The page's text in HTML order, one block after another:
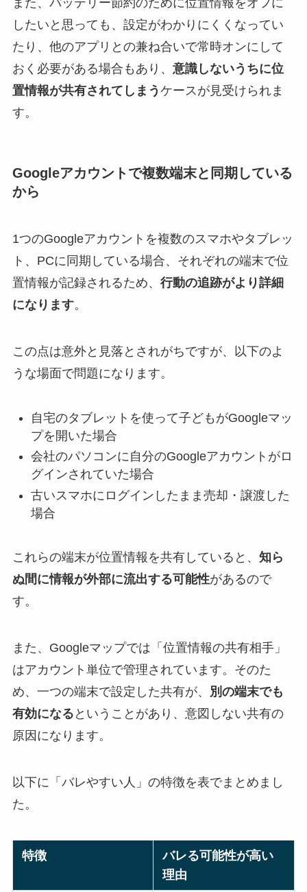
したいと思っても、設定がわかりにくくなってい
たり、他のアプリとの兼ね合いで常時オンにして
おく必要がある場合もあり、 意識しないうちに位
置情報が共有されてしまう ケースが見受けられま
す。
Googleアカウントで複数端末と同期している
から
1つのGoogleアカウントを複数のスマホやタブレッ
ト、PCに同期している場合、それぞれの端末で位
置情報が記録されるため、 行動の追跡がより詳細
になります。
この点は意外と見落とされがちですが、以下のよ
うな場面で問題になります。
自宅のタブレットを使って子どもがGoogleマッ
プを開いた場合
会社のパソコンに自分のGoogleアカウントがロ
グインされていた場合
古いスマホにログインしたまま売却・譲渡した
場合
これらの端末が位置情報を共有していると、 知ら
ぬ間に情報が外部に流出する可能性があるので
す。
また、Googleマップでは「位置情報の共有相手」
はアカウント単位で管理されています。そのた
め、一つの端末で設定した共有が、
別の端末でも
有効になる ということがあり、意図しない共有の
原因になります。
以下に「バレやすい人」の特徴を表でまとめまし
た。
特徴
バレる可能性が高い
理由